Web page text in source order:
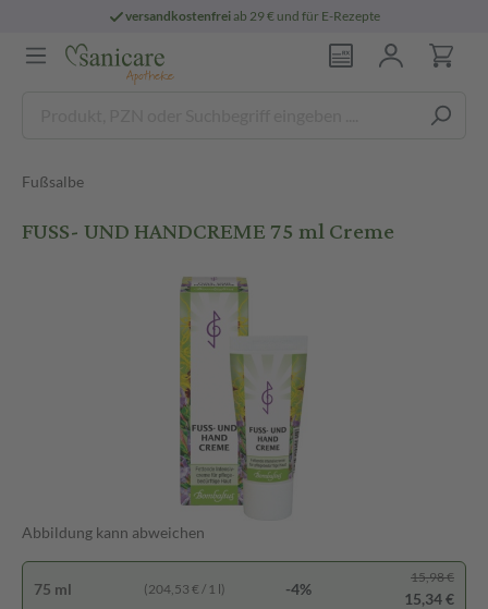
versandkostenfreiab 29 € und für E-Rezepte
Fußsalbe
FUSS- UND HANDCREME 75 ml Creme
Abbildung kann abweichen
75 ml (204,53 € / 1 l) -4%
15,98 €
15,34 €